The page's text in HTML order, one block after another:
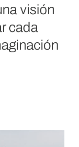
visión
cada